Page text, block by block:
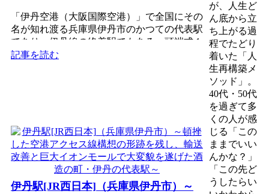
「伊丹空港（大阪国際空港）」で全国にその
名が知れ渡る兵庫県伊丹市のかつての代表駅
であり、伊丹線の終着駅でもある、頭端式１
面２線の高架駅。輸送...
記事を読む
伊丹駅[JR西日本]（兵庫県伊丹市）～
が、人生ど
ん底から立
ち上がる過
程でたどり
着いた「人
生再構築メ
ソッド」。
40代・50代
を過ぎて多
くの人が感
じる「この
ままでいい
んかな？」
「この先ど
うしたらい